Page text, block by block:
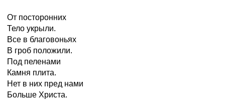
От посторонних
Тело укрыли.
Все в благовоньях
В гроб положили.
Под пеленами
Камня плита.
Нет в них пред нами
Больше Христа.